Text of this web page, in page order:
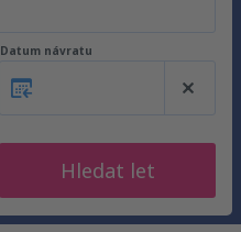
Datum návratu
Hledat let